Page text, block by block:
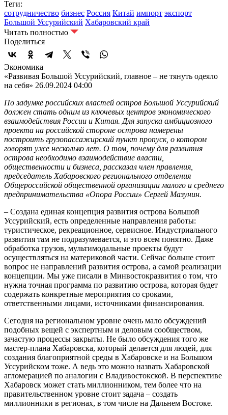
Теги:
сотрудничество бизнес Россия Китай импорт экспорт
Большой Уссурийский Хабаровский край
Читать полностью
Поделиться
Экономика
«Развивая Большой Уссурийский, главное – не тянуть одеяло
на себя» 26.09.2024 04:00
По задумке российских властей остров Большой Уссурийский
должен стать одним из ключевых центров экономического
взаимодействия России и Китая. Для запуска амбициозного
проекта на российской стороне острова намерены
построить грузопассажирский пункт пропуск, о котором
говорят уже несколько лет. О том, почему для развития
острова необходимо взаимодействие власти,
общественности и бизнеса, рассказал член правления,
председатель Хабаровского регионального отделения
Общероссийской общественной организации малого и среднего
предпринимательства «Опора России» Сергей Мазунин.
– Создана единая концепция развития острова Большой
Уссурийский, есть определенные направления работы:
туристическое, рекреационное, сервисное. Индустриального
развития там не подразумевается, и это всем понятно. Даже
обработка грузов, мультимодальные проекты будут
осуществляться на материковой части. Сейчас больше стоит
вопрос не направлений развития острова, а самой реализации
концепции. Мы уже писали в Минвостокразвития о том, что
нужна точная программа по развитию острова, которая будет
содержать конкретные мероприятия со сроками,
ответственными лицами, источниками финансирования.
Сегодня на региональном уровне очень мало обсуждений
подобных вещей с экспертным и деловым сообществом,
зачастую процессы закрыты. Не было обсуждения того же
мастер-плана Хабаровска, который делается для людей, для
создания благоприятной среды в Хабаровске и на Большом
Уссурийском тоже. А ведь это можно назвать Хабаровской
агломерацией по аналогии с Владивостокской. В перспективе
Хабаровск может стать миллионником, тем более что на
правительственном уровне стоит задача – создать
миллионники в регионах, в том числе на Дальнем Востоке.